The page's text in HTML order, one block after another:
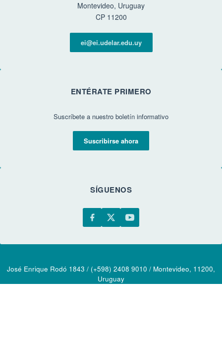
Montevideo, Uruguay
CP 11200
ei@ei.udelar.edu.uy
ENTÉRATE PRIMERO
Suscríbete a nuestro boletín informativo
Suscribirse ahora
SÍGUENOS
José Enrique Rodó 1843 / (+598) 2408 9010 / Montevideo, 11200,
Uruguay